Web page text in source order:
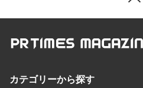
カテゴリーから探す